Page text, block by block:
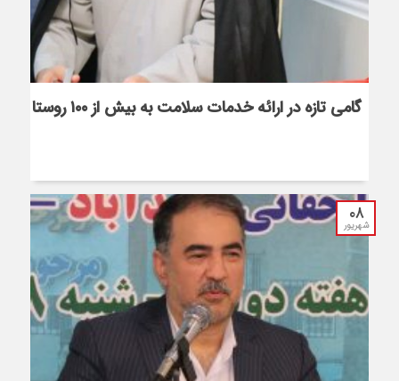
گامی تازه در ارائه خدمات سلامت به بیش از ۱۰۰ روستا
۰۸
شهریور